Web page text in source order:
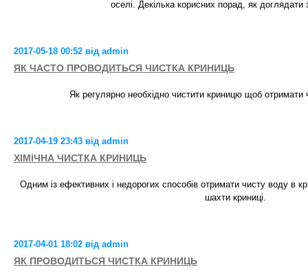
оселі. Декілька корисних порад, як доглядати
2017-05-18 00:52 від admin
ЯК ЧАСТО ПРОВОДИТЬСЯ ЧИСТКА КРИНИЦЬ
Як регулярно необхідно чистити криницю щоб отримати
2017-04-19 23:43 від admin
ХІМІЧНА ЧИСТКА КРИНИЦЬ
Одним із ефективних і недорогих способів отримати чисту воду в
шахти криниці.
2017-04-01 18:02 від admin
ЯК ПРОВОДИТЬСЯ ЧИСТКА КРИНИЦЬ